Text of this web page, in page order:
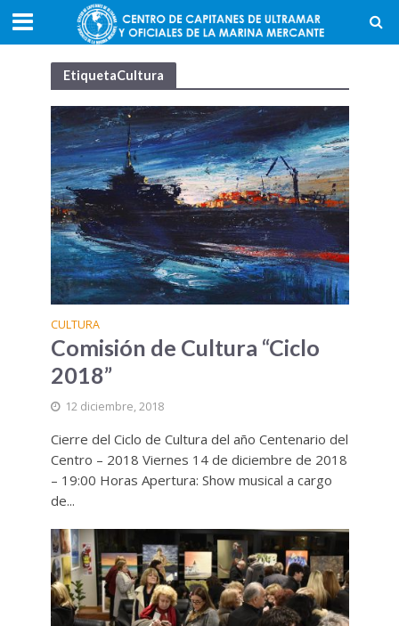
EtiquetaCultura
CULTURA
Comisión de Cultura “Ciclo
2018”
12 diciembre, 2018
Cierre del Ciclo de Cultura del año Centenario del
Centro – 2018 Viernes 14 de diciembre de 2018
– 19:00 Horas Apertura: Show musical a cargo
de...